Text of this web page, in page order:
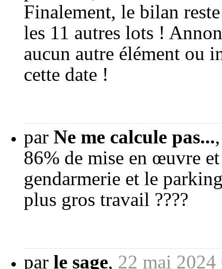
Finalement, le bilan
les 11 autres lots !
aucun autre élément ou
cette date !
par Ne me calcule pas...
86% de mise en œuvre
gendarmerie et le
plus gros travail ????
par le sage, 22 mai 2024